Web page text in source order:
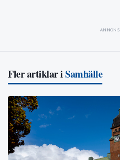
ANNONS
Fler artiklar iSamhälle